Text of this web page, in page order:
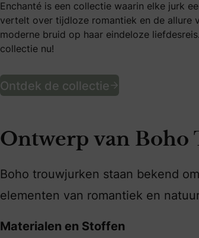
Enchanté is een collectie waarin elke jurk
vertelt over tijdloze romantiek en de allure
moderne bruid op haar eindeloze
collectie nu!
Ontdek de collectie
Bekijk de
Ontwerp van
Boho trouwjurken staan bekend
elementen van romantiek en
Materialen en Stoffen